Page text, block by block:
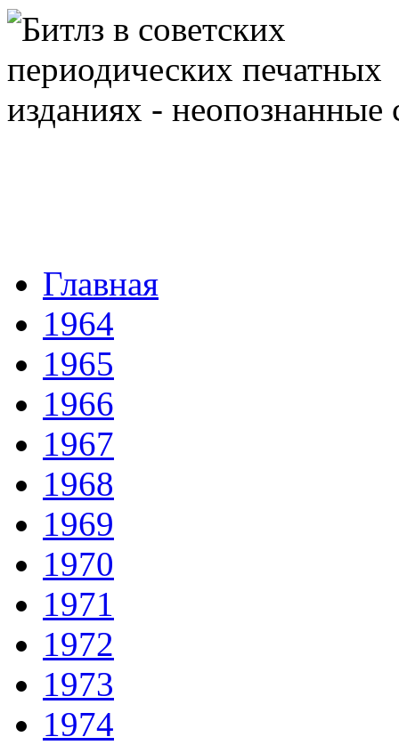
Главная
1964
1965
1966
1967
1968
1969
1970
1971
1972
1973
1974